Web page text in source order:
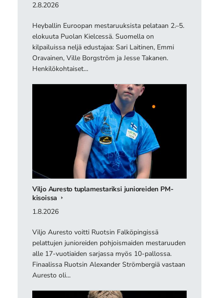
2.8.2026
Heyballin Euroopan mestaruuksista pelataan 2.–5.
elokuuta Puolan Kielcessä. Suomella on
kilpailuissa neljä edustajaa: Sari Laitinen, Emmi
Oravainen, Ville Borgström ja Jesse Takanen.
Henkilökohtaiset…
Viljo Auresto tuplamestariksi junioreiden PM-
kisoissa
1.8.2026
Viljo Auresto voitti Ruotsin Falköpingissä
pelattujen junioreiden pohjoismaiden mestaruuden
alle 17-vuotiaiden sarjassa myös 10-pallossa.
Finaalissa Ruotsin Alexander Strömbergiä vastaan
Auresto oli…